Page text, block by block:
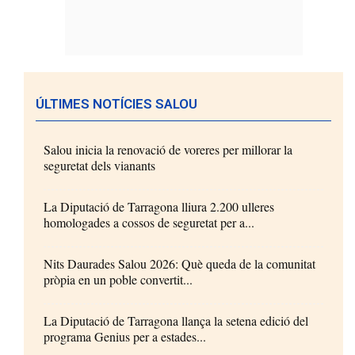
ÚLTIMES NOTÍCIES SALOU
Salou inicia la renovació de voreres per millorar la
seguretat dels vianants
La Diputació de Tarragona lliura 2.200 ulleres
homologades a cossos de seguretat per a...
Nits Daurades Salou 2026: Què queda de la comunitat
pròpia en un poble convertit...
La Diputació de Tarragona llança la setena edició del
programa Genius per a estades...